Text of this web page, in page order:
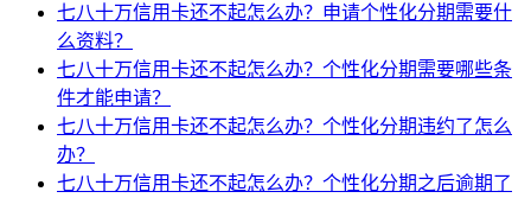
七八十万信用卡还不起怎么办？申请个性化分期需要什
么资料？
七八十万信用卡还不起怎么办？个性化分期需要哪些条
件才能申请？
七八十万信用卡还不起怎么办？个性化分期违约了怎么
办？
七八十万信用卡还不起怎么办？个性化分期之后逾期了